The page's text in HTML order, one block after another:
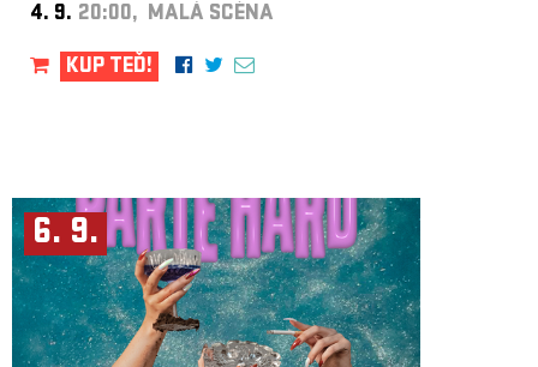
4. 9. 20:00, MALÁ SCÉNA
KUP TEĎ!
6. 9.